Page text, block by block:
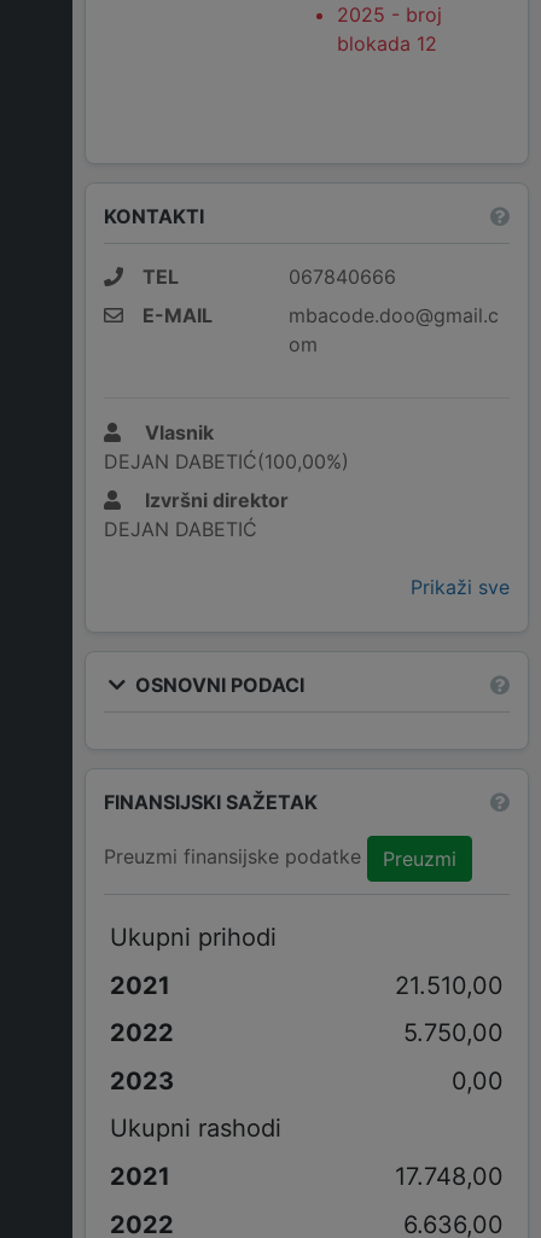
2025 - broj
blokada 12
KONTAKTI
TEL
067840666
E-MAIL
mbacode.doo@gmail.c
om
Vlasnik
DEJAN DABETIĆ(100,00%)
Izvršni direktor
DEJAN DABETIĆ
Prikaži sve
OSNOVNI PODACI
FINANSIJSKI SAŽETAK
Preuzmi finansijske podatke Preuzmi
Ukupni prihodi
21.510,00
5.750,00
0,00
Ukupni rashodi
17.748,00
6.636,00